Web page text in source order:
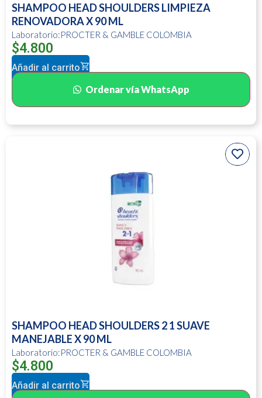
SHAMPOO HEAD SHOULDERS LIMPIEZA
RENOVADORA X 90 ML
Laboratorio:PROCTER & GAMBLE COLOMBIA
$4.800
Añadir al carrito
Ordenar vía WhatsApp
SHAMPOO HEAD SHOULDERS 2 1 SUAVE
MANEJABLE X 90 ML
Laboratorio:PROCTER & GAMBLE COLOMBIA
$4.800
Añadir al carrito